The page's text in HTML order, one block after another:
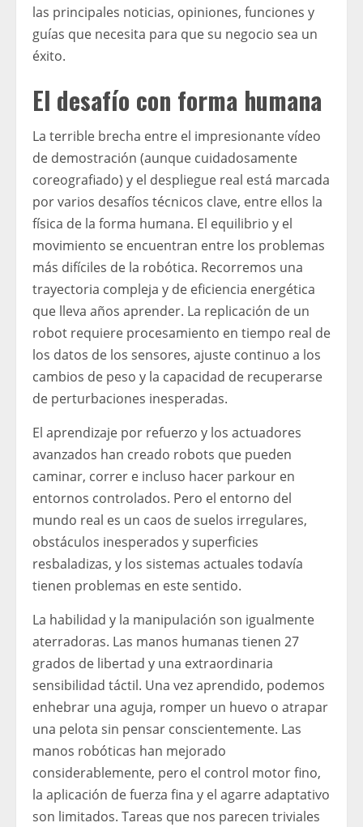
las principales noticias, opiniones, funciones y
guías que necesita para que su negocio sea un
éxito.
El desafío con forma humana
La terrible brecha entre el impresionante vídeo
de demostración (aunque cuidadosamente
coreografiado) y el despliegue real está marcada
por varios desafíos técnicos clave, entre ellos la
física de la forma humana. El equilibrio y el
movimiento se encuentran entre los problemas
más difíciles de la robótica. Recorremos una
trayectoria compleja y de eficiencia energética
que lleva años aprender. La replicación de un
robot requiere procesamiento en tiempo real de
los datos de los sensores, ajuste continuo a los
cambios de peso y la capacidad de recuperarse
de perturbaciones inesperadas.
El aprendizaje por refuerzo y los actuadores
avanzados han creado robots que pueden
caminar, correr e incluso hacer parkour en
entornos controlados. Pero el entorno del
mundo real es un caos de suelos irregulares,
obstáculos inesperados y superficies
resbaladizas, y los sistemas actuales todavía
tienen problemas en este sentido.
La habilidad y la manipulación son igualmente
aterradoras. Las manos humanas tienen 27
grados de libertad y una extraordinaria
sensibilidad táctil. Una vez aprendido, podemos
enhebrar una aguja, romper un huevo o atrapar
una pelota sin pensar conscientemente. Las
manos robóticas han mejorado
considerablemente, pero el control motor fino,
la aplicación de fuerza fina y el agarre adaptativo
son limitados. Tareas que nos parecen triviales